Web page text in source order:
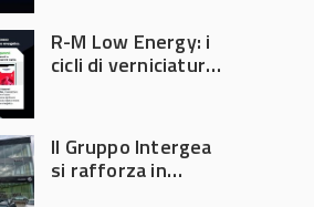
diventa ingegneria
di precisione
R-M Low Energy: i
cicli di verniciatura
tempi e costi in
carrozzeria
Il Gruppo Intergea
si rafforza in